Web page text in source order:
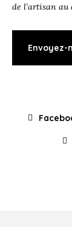
de l’artisan au
Envoyez-